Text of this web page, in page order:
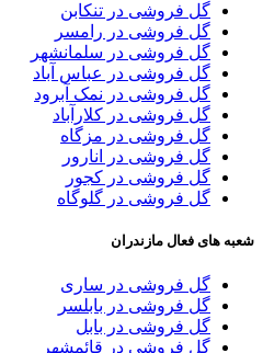
گل فروشی در تنکابن
گل فروشی در رامسر
گل فروشی در سلمانشهر
گل فروشی در عباس آباد
گل فروشی در نمک آبرود
گل فروشی در کلارآباد
گل فروشی در مزگاه
گل فروشی در انارور
گل فروشی در کجور
گل فروشی در گلوگاه
شعبه های فعال مازندران
گل فروشی در ساری
گل فروشی در بابلسر
گل فروشی در بابل
گل فروشی در قائمشهر